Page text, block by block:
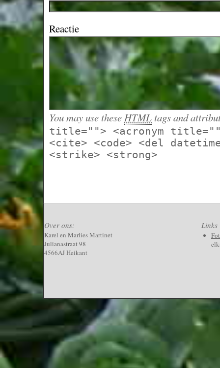
Reactie
You may use theseHTML tags and
title=""> <acronym
<cite> <code> <del
<strike> <strong>
Over ons:
Karel en Marlies Martinet
Julianastraat 98
4566AJ Heikant
Links